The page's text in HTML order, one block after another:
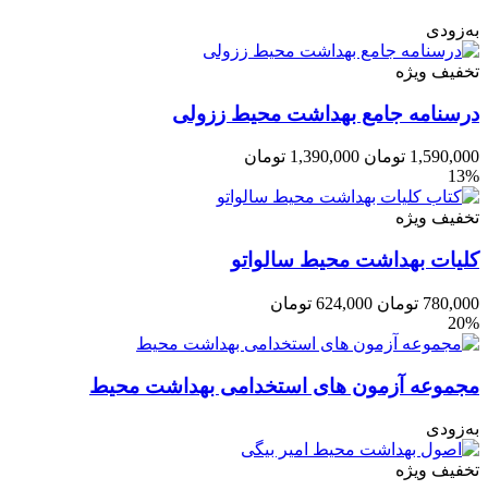
به‌زودی
تخفیف ویژه
درسنامه جامع بهداشت محیط ززولی
1,590,000 تومان 1,390,000 تومان
13%
تخفیف ویژه
کلیات بهداشت محیط سالواتو
780,000 تومان 624,000 تومان
20%
مجموعه آزمون های استخدامی بهداشت محیط
به‌زودی
تخفیف ویژه